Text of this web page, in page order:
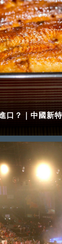
口？｜中國新